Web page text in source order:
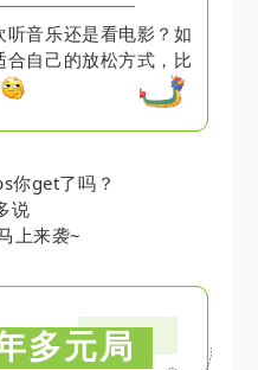
音乐还是看电影？如
自己的放松方式，比
你get了吗？
说
上来袭~
多元局